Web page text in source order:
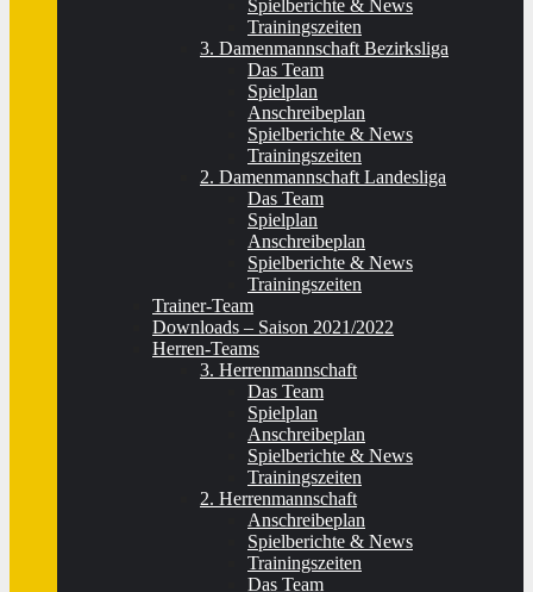
Spielberichte & News
Trainingszeiten
3. Damenmannschaft Bezirksliga
Das Team
Spielplan
Anschreibeplan
Spielberichte & News
Trainingszeiten
2. Damenmannschaft Landesliga
Das Team
Spielplan
Anschreibeplan
Spielberichte & News
Trainingszeiten
Trainer-Team
Downloads – Saison 2021/2022
Herren-Teams
3. Herrenmannschaft
Das Team
Spielplan
Anschreibeplan
Spielberichte & News
Trainingszeiten
2. Herrenmannschaft
Anschreibeplan
Spielberichte & News
Trainingszeiten
Das Team